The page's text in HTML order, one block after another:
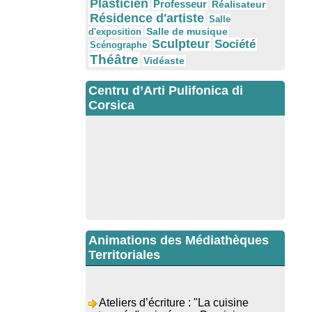
Plasticien Professeur Réalisateur
Résidence d'artiste Salle
d'exposition Salle de musique
Scénographe Sculpteur Société
Théâtre Vidéaste
Centru d’Arti Pulifonica di
Corsica
Animations des Médiathèques
Territoriales
retrouvée" animés par Dominique